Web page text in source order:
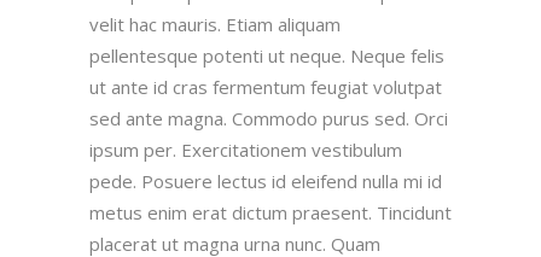
velit hac mauris. Etiam aliquam
pellentesque potenti ut neque. Neque felis
ut ante id cras fermentum feugiat volutpat
sed ante magna. Commodo purus sed. Orci
ipsum per. Exercitationem vestibulum
pede. Posuere lectus id eleifend nulla mi id
metus enim erat dictum praesent. Tincidunt
placerat ut magna urna nunc. Quam